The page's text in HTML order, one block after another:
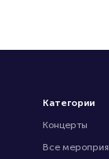
Категории
Концерты
Все